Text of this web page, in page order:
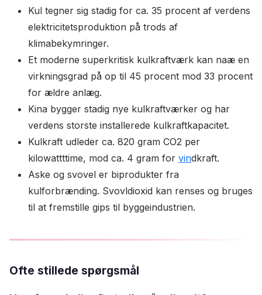
Kul tegner sig stadig for ca. 35 procent af verdens
elektricitetsproduktion på trods af
klimabekymringer.
Et moderne superkritisk kulkraftværk kan naæ en
virkningsgrad på op til 45 procent mod 33 procent
for ældre anlæg.
Kina bygger stadig nye kulkraftværker og har
verdens storste installerede kulkraftkapacitet.
Kulkraft udleder ca. 820 gram CO2 per
kilowattttime, mod ca. 4 gram for vindkraft.
Aske og svovel er biprodukter fra
kulforbrænding. Svovldioxid kan renses og bruges
til at fremstille gips til byggeindustrien.
Ofte stillede spørgsmål